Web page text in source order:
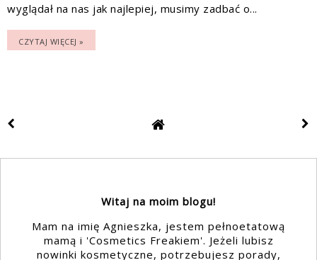
wyglądał na nas jak najlepiej, musimy zadbać o...
CZYTAJ WIĘCEJ »
Witaj na moim blogu!
Mam na imię Agnieszka, jestem pełnoetatową
mamą i 'Cosmetics Freakiem'. Jeżeli lubisz
nowinki kosmetyczne, potrzebujesz porady,